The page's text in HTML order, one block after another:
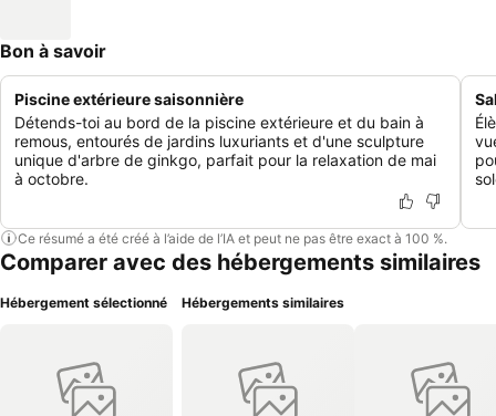
Bon à savoir
Piscine extérieure saisonnière
Détends-toi au bord de la piscine extérieure et du bain à
remous, entourés de jardins luxuriants et d'une sculpture
unique d'arbre de ginkgo, parfait pour la relaxation de mai
à octobre.
Ce résumé a été créé à l’aide de l’IA et peut ne pas être exact à 100 %.
Comparer avec des hébergements similaires
Hébergement sélectionné Hébergements similaires